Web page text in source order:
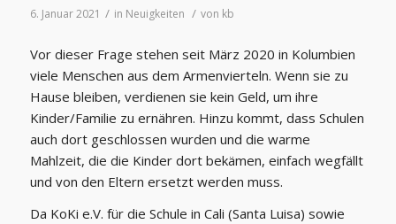
6. Januar 2021 / in Neuigkeiten / von kb
Vor dieser Frage stehen seit März 2020 in Kolumbien
viele Menschen aus dem Armenvierteln. Wenn sie zu
Hause bleiben, verdienen sie kein Geld, um ihre
Kinder/Familie zu ernähren. Hinzu kommt, dass Schulen
auch dort geschlossen wurden und die warme
Mahlzeit, die die Kinder dort bekämen, einfach wegfällt
und von den Eltern ersetzt werden muss.
Da KoKi e.V. für die Schule in Cali (Santa Luisa) sowie